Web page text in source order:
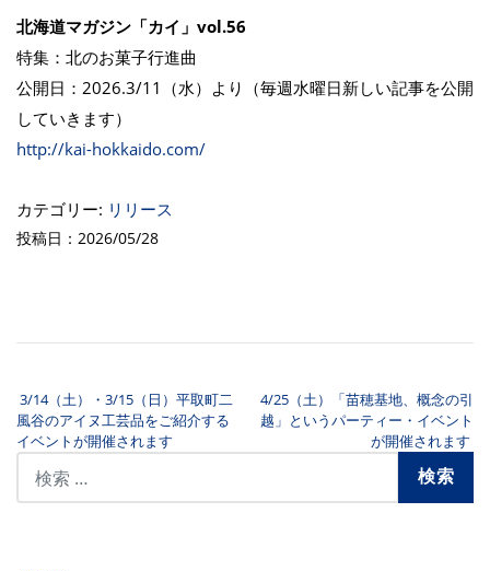
北海道マガジン「カイ」vol.56
特集：北のお菓子行進曲
公開日：2026.3/11（水）より（毎週水曜日新しい記事を公開
していきます）
http://kai-hokkaido.com/
カテゴリー: リリース
投稿日：2026/05/28
投稿ナビゲーション
3/14（土）・3/15（日）平取町二
風谷のアイヌ工芸品をご紹介する
イベントが開催されます
4/25（土）「苗穂基地、概念の引
越」というパーティー・イベント
が開催されます